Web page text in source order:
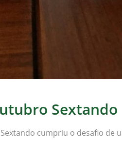
Sextando
cumpriu o desafio de